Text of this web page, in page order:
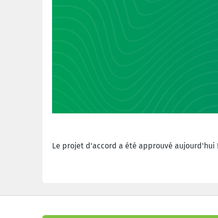
Le projet d'accord a été approuvé aujourd'hui